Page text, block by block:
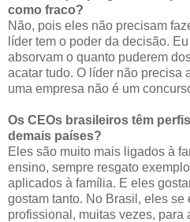
como fraco?
Não, pois eles não precisam
líder tem o poder da decisão.
absorvam o quanto puderem
acatar tudo. O líder não precisa
uma empresa não é um
Os CEOs brasileiros têm
demais países?
Eles são muito mais ligados à
ensino, sempre resgato
aplicados à família. E eles
gostam tanto. No Brasil, eles se
profissional, muitas vezes, para